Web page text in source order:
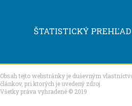
ŠTATISTICKÝ
Obsah tejto webstránky je duševným
článkov, pri ktorých je uvedený zdroj.
Všetky práva vyhradené © 2019